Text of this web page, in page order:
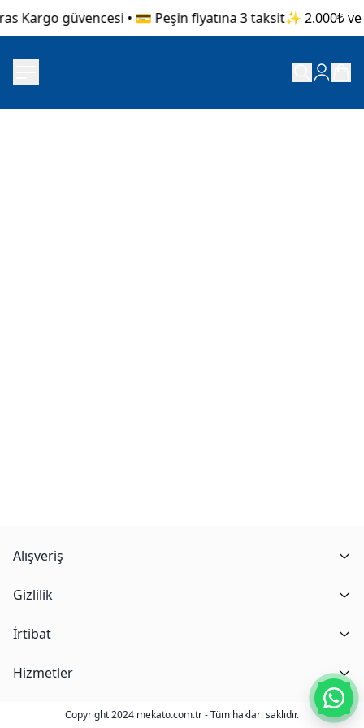
Kargo güvencesi • 💳 Peşin fiyatına 3 taksit✨ 2.000₺ ve
Alışveriş
Gizlilik
İrtibat
Hizmetler
Copyright 2024 mekato.com.tr - Tüm hakları saklıdır.